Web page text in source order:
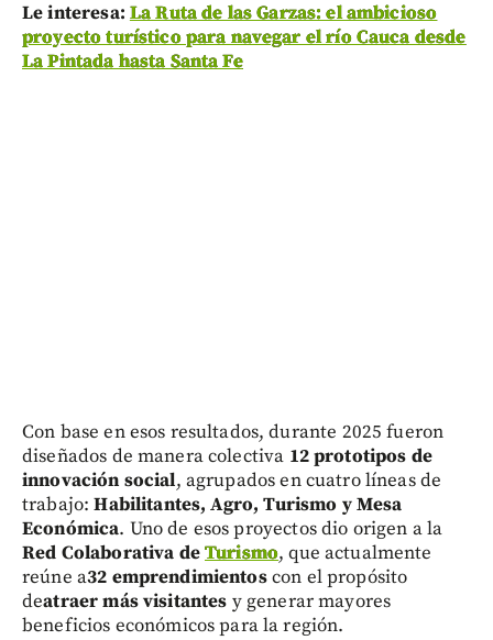
Le interesa: La Ruta de las Garzas: el ambicioso
proyecto turístico para navegar el río Cauca desde
La Pintada hasta Santa Fe
Con base en esos resultados, durante 2025 fueron
diseñados de manera colectiva 12 prototipos de
innovación social, agrupados en cuatro líneas de
trabajo:Habilitantes, Agro, Turismo y Mesa
Económica. Uno de esos proyectos dio origen a la
Red Colaborativa deTurismo, que actualmente
reúne a32 emprendimientoscon el propósito
deatraer más visitantes y generar mayores
beneficios económicos para la región.